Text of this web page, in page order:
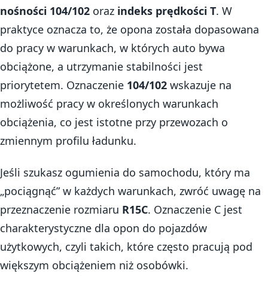
nośności 104/102 oraz indeks prędkości T. W
praktyce oznacza to, że opona została dopasowana
do pracy w warunkach, w których auto bywa
obciążone, a utrzymanie stabilności jest
priorytetem. Oznaczenie 104/102 wskazuje na
możliwość pracy w określonych warunkach
obciążenia, co jest istotne przy przewozach o
zmiennym profilu ładunku.
Jeśli szukasz ogumienia do samochodu, który ma
„pociągnąć” w każdych warunkach, zwróć uwagę na
przeznaczenie rozmiaru R15C. Oznaczenie C jest
charakterystyczne dla opon do pojazdów
użytkowych, czyli takich, które często pracują pod
większym obciążeniem niż osobówki.